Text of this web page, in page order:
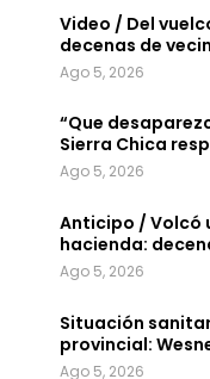
Video / Del
decenas de
Ago 5, 2026
“Que
Sierra Chica
Ago 5, 2026
Anticipo / Volcó
hacienda:
Ago 5, 2026
Situación
provincial:
Ago 5, 2026